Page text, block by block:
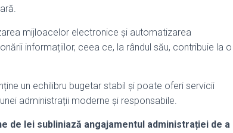
mijloacelor electronice și automatizarea
informațiilor, ceea ce, la rândul său, contribuie la o
un echilibru bugetar stabil și poate oferi servicii
administrații moderne și responsabile.
de lei subliniază angajamentul administrației de a